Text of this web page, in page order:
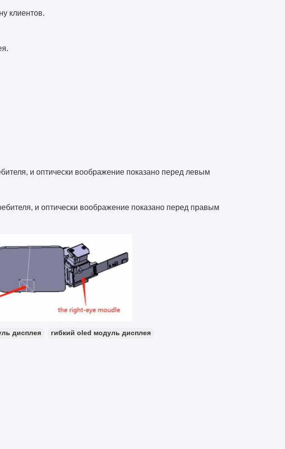
клиентов.
и оптически воображение показано перед левым
и оптически воображение показано перед правым
дисплея гибкий oled модуль дисплея